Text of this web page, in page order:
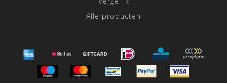
Alle producten